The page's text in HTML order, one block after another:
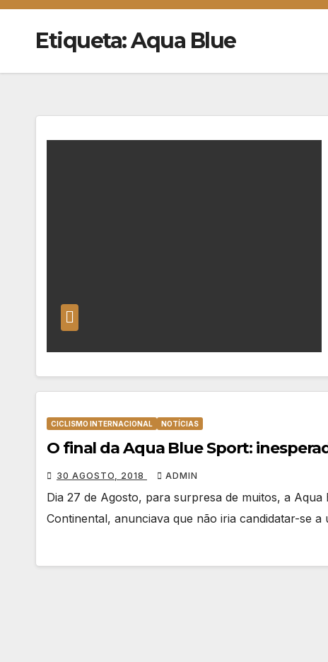
Etiqueta:Aqua Blue
CICLISMO INTERNACIONAL NOTÍCIAS
O final da Aqua Blue Sport:
30 AGOSTO, 2018 ADMIN
Dia 27 de Agosto, para surpresa de muitos, a
Continental, anunciava que não iria candidatar-se